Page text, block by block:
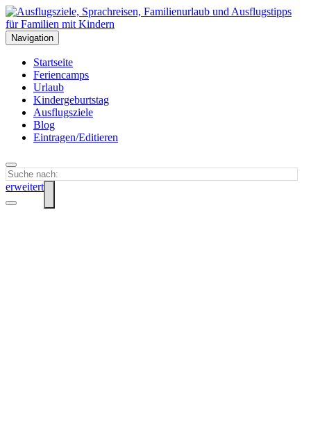
Navigation
Startseite
Feriencamps
Urlaub
Kindergeburtstag
Ausflugsziele
Blog
Eintragen/Editieren
erweitert